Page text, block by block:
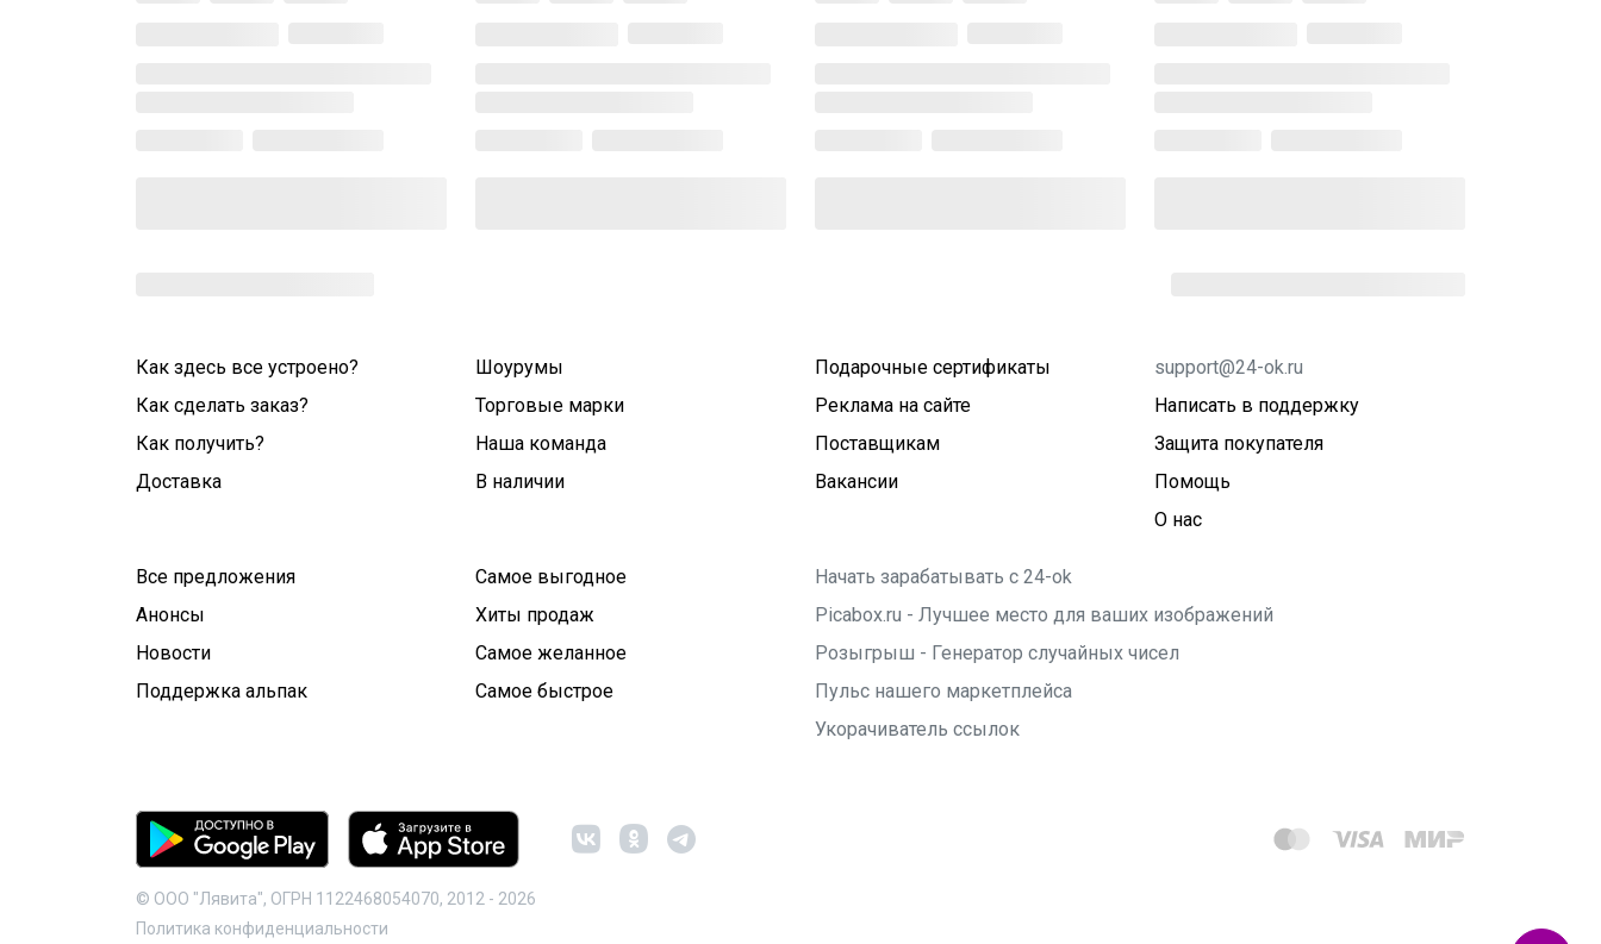
Как здесь все устроено?
Как сделать заказ?
Как получить?
Доставка
Шоурумы
Торговые марки
Наша команда
В наличии
Подарочные сертификаты
Реклама на сайте
Поставщикам
Вакансии
support@24-ok.ru
Написать в поддержку
Защита покупателя
Помощь
О нас
Все предложения
Анонсы
Новости
Поддержка альпак
Самое выгодное
Хиты продаж
Самое желанное
Самое быстрое
Начать зарабатывать с 24-ok
Picabox.ru - Лучшее место для ваших изображений
Розыгрыш - Генератор случайных чисел
Пульс нашего маркетплейса
Укорачиватель ссылок
© ООО "Лявита", ОГРН 1122468054070, 2012 - 2026
Политика конфиденциальности